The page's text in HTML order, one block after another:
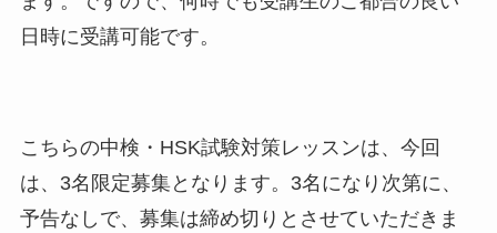
日時に受講可能です。
こちらの中検・HSK試験対策レッスンは、今回
は、3名限定募集となります。3名になり次第に、
予告なしで、募集は締め切りとさせていただきま